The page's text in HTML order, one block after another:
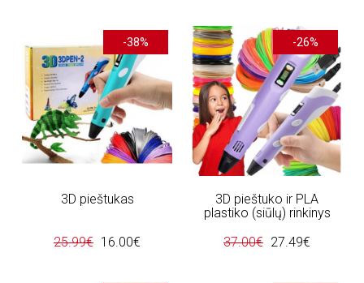
-38%
3D pieštukas
25.99€ 16.00€
-26%
3D pieštuko ir PLA
plastiko (siūlų) rinkinys
37.00€ 27.49€